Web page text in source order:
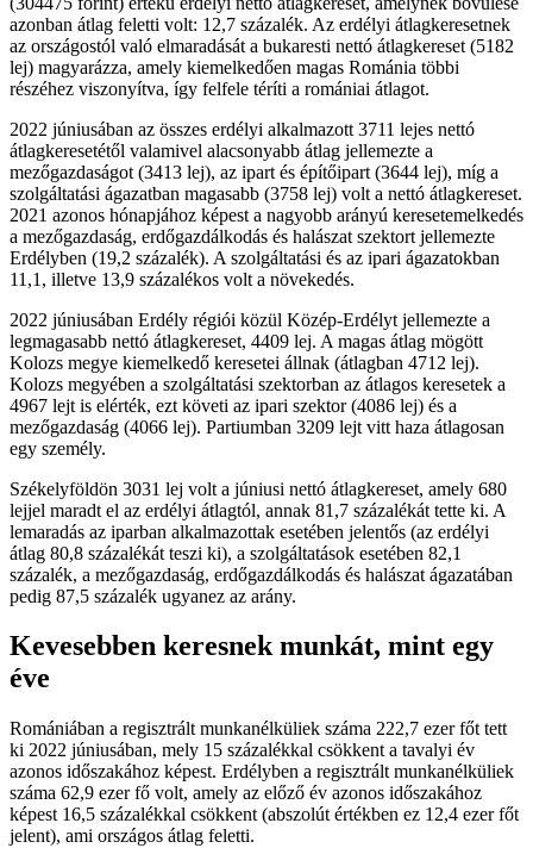
azonban átlag feletti volt: 12,7 százalék. Az erdélyi átlagkeresetnek
az országostól való elmaradását a bukaresti nettó átlagkereset (5182
lej) magyarázza, amely kiemelkedően magas Románia többi
részéhez viszonyítva, így felfele téríti a romániai átlagot.
2022 júniusában az összes erdélyi alkalmazott 3711 lejes nettó
átlagkeresetétől valamivel alacsonyabb átlag jellemezte a
mezőgazdaságot (3413 lej), az ipart és építőipart (3644 lej), míg a
szolgáltatási ágazatban magasabb (3758 lej) volt a nettó átlagkereset.
2021 azonos hónapjához képest a nagyobb arányú keresetemelkedés
a mezőgazdaság, erdőgazdálkodás és halászat szektort jellemezte
Erdélyben (19,2 százalék). A szolgáltatási és az ipari ágazatokban
11,1, illetve 13,9 százalékos volt a növekedés.
2022 júniusában Erdély régiói közül Közép-Erdélyt jellemezte a
legmagasabb nettó átlagkereset, 4409 lej. A magas átlag mögött
Kolozs megye kiemelkedő keresetei állnak (átlagban 4712 lej).
Kolozs megyében a szolgáltatási szektorban az átlagos keresetek a
4967 lejt is elérték, ezt követi az ipari szektor (4086 lej) és a
mezőgazdaság (4066 lej). Partiumban 3209 lejt vitt haza átlagosan
egy személy.
Székelyföldön 3031 lej volt a júniusi nettó átlagkereset, amely 680
lejjel maradt el az erdélyi átlagtól, annak 81,7 százalékát tette ki. A
lemaradás az iparban alkalmazottak esetében jelentős (az erdélyi
átlag 80,8 százalékát teszi ki), a szolgáltatások esetében 82,1
százalék, a mezőgazdaság, erdőgazdálkodás és halászat ágazatában
pedig 87,5 százalék ugyanez az arány.
Kevesebben keresnek munkát, mint egy
éve
Romániában a regisztrált munkanélküliek száma 222,7 ezer főt tett
ki 2022 júniusában, mely 15 százalékkal csökkent a tavalyi év
azonos időszakához képest. Erdélyben a regisztrált munkanélküliek
száma 62,9 ezer fő volt, amely az előző év azonos időszakához
képest 16,5 százalékkal csökkent (abszolút értékben ez 12,4 ezer főt
jelent), ami országos átlag feletti.